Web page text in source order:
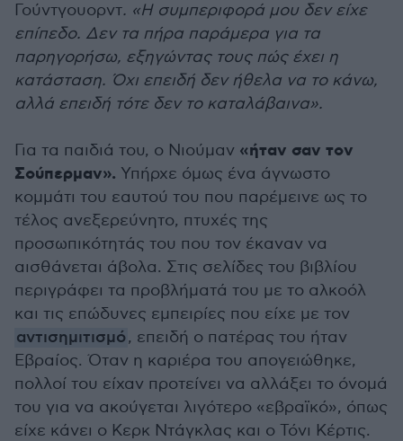
Γούντγουορντ. «Η συμπεριφορά μου δεν είχε
επίπεδο. Δεν τα πήρα παράμερα για τα
παρηγορήσω, εξηγώντας τους πώς έχει η
κατάσταση. Όχι επειδή δεν ήθελα να το κάνω,
αλλά επειδή τότε δεν το καταλάβαινα».
Για τα παιδιά του, ο Νιούμαν «ήταν σαν τον
Σούπερμαν». Υπήρχε όμως ένα άγνωστο
κομμάτι του εαυτού του που παρέμεινε ως το
τέλος ανεξερεύνητο, πτυχές της
προσωπικότητάς του που τον έκαναν να
αισθάνεται άβολα. Στις σελίδες του βιβλίου
περιγράφει τα προβλήματά του με το αλκοόλ
και τις επώδυνες εμπειρίες που είχε με τον
αντισημιτισμό, επειδή ο πατέρας του ήταν
Εβραίος. Όταν η καριέρα του απογειώθηκε,
πολλοί του είχαν προτείνει να αλλάξει το όνομά
του για να ακούγεται λιγότερο «εβραϊκό», όπως
είχε κάνει ο Κερκ Ντάγκλας και ο Τόνι Κέρτις.